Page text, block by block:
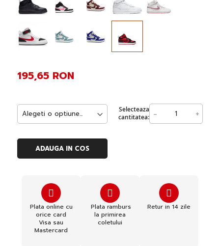
Selecteaza
cantitatea: - +
195,65 RON
ADAUGA IN COS
Plata online cu
orice card
Visa sau
Mastercard
Plata ramburs
la primirea
coletului
Retur in 14 zile